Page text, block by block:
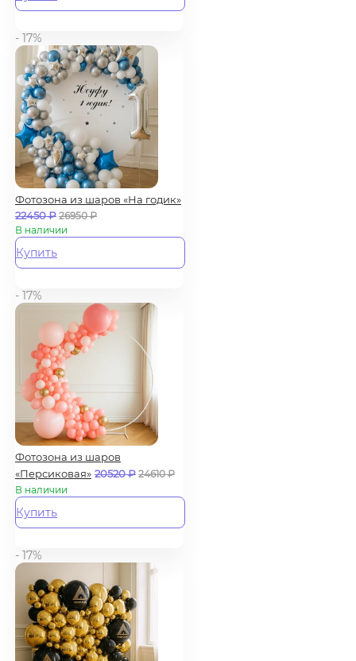
- 17%
Фотозона из шаров «На годик»
22450₽ 26950₽
В наличии
Купить
- 17%
Фотозона из шаров
«Персиковая» 20520₽ 24610₽
В наличии
Купить
- 17%